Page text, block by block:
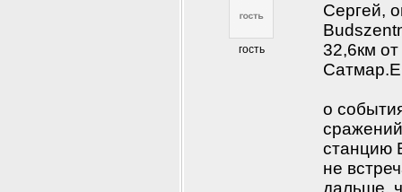
гость
Сергей,
32,6км
о
станцию
не
дальше,